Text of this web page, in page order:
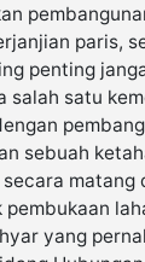
paris,
penting
salah satu
sebuah
yang